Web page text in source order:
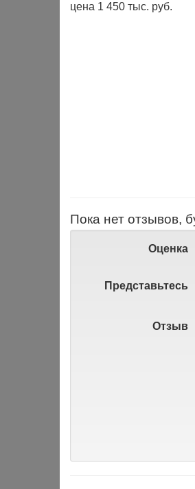
цена 1 450 тыс. руб.
Пока нет отзывов,
Оценка
Представьтесь
Отзыв